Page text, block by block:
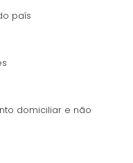
país
domiciliar e não